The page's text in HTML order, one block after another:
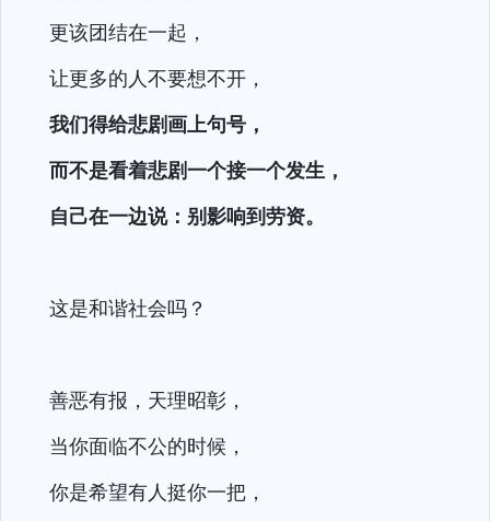
更该团结在一起，
让更多的人不要想不开，
我们得给悲剧画上句号，
而不是看着悲剧一个接一个发生，
自己在一边说：别影响到劳资。
这是和谐社会吗？
善恶有报，天理昭彰，
当你面临不公的时候，
你是希望有人挺你一把，